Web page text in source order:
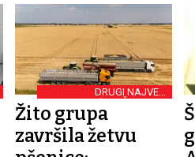
DRUGI NAJVEĆI
OBRAĐIVAČ ZEMLJE
Žito grupa
završila žetvu